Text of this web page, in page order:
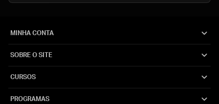
MINHA CONTA
SOBRE O SITE
CURSOS
PROGRAMAS